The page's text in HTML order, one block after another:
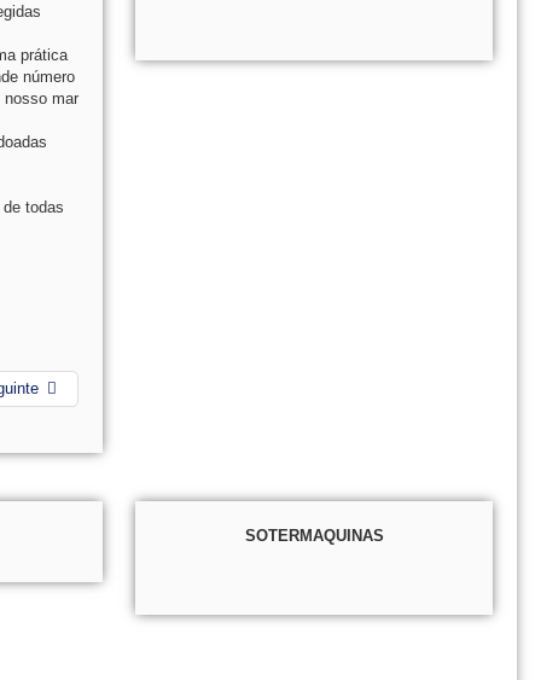
prática
número
nosso mar
todas
SOTERMAQUINAS